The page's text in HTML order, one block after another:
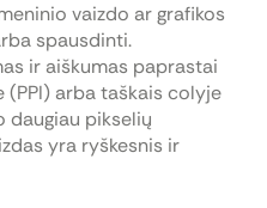
vaizdo ar grafikos
spausdinti.
ir aiškumas paprastai
arba taškais colyje
daugiau pikselių
yra ryškesnis ir